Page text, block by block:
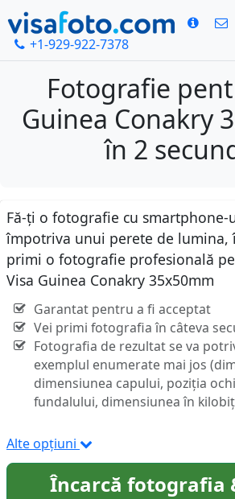
+1-929-922-7378
Fotografie
Guinea Conakry
în 2
Fă-ți o fotografie cu smartphone-
împotriva unui perete de lumina,
primi o fotografie profesională
Visa Guinea Conakry 35x50mm
Garantat pentru a fi acceptat
Vei primi fotografia în câteva
Fotografia de rezultat se va
exemplul enumerate mai jos
dimensiunea capului, poziția
fundalului, dimensiunea în
Alte opțiuni
Încarcă fotografia